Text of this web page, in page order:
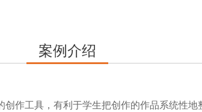
案例介绍
作工具，有利于学生把创作的作品系统性